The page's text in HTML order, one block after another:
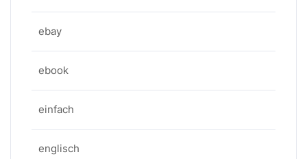
ebay
ebook
einfach
englisch